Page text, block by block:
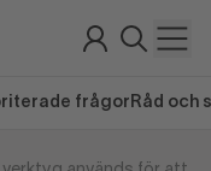
frågor Råd och